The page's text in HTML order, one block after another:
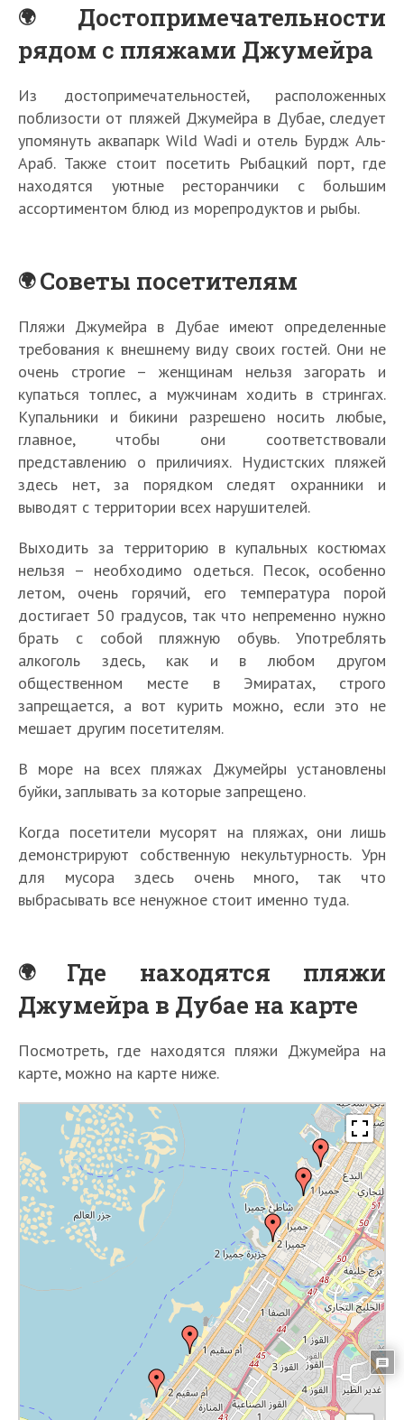
Достопримечательности
рядом с пляжами Джумейра
Из достопримечательностей, расположенных
поблизости от пляжей Джумейра в Дубае, следует
упомянуть аквапарк Wild Wadi и отель Бурдж Аль-
Араб. Также стоит посетить Рыбацкий порт, где
находятся уютные ресторанчики с большим
ассортиментом блюд из морепродуктов и рыбы.
Советы посетителям
Пляжи Джумейра в Дубае имеют определенные
требования к внешнему виду своих гостей. Они не
очень строгие – женщинам нельзя загорать и
купаться топлес, а мужчинам ходить в стрингах.
Купальники и бикини разрешено носить любые,
главное, чтобы они соответствовали
представлению о приличиях. Нудистских пляжей
здесь нет, за порядком следят охранники и
выводят с территории всех нарушителей.
Выходить за территорию в купальных костюмах
нельзя – необходимо одеться. Песок, особенно
летом, очень горячий, его температура порой
достигает 50 градусов, так что непременно нужно
брать с собой пляжную обувь. Употреблять
алкоголь здесь, как и в любом другом
общественном месте в Эмиратах, строго
запрещается, а вот курить можно, если это не
мешает другим посетителям.
В море на всех пляжах Джумейры установлены
буйки, заплывать за которые запрещено.
Когда посетители мусорят на пляжах, они лишь
демонстрируют собственную некультурность. Урн
для мусора здесь очень много, так что
выбрасывать все ненужное стоит именно туда.
Где находятся пляжи
Джумейра в Дубае на карте
Посмотреть, где находятся пляжи Джумейра на
карте, можно на карте ниже.